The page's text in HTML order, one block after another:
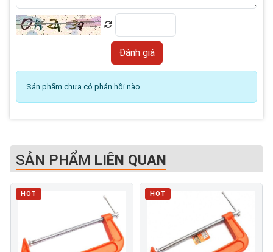
Sản phẩm chưa có phản hồi nào
SẢN PHẨM LIÊN QUAN
HOT HOT